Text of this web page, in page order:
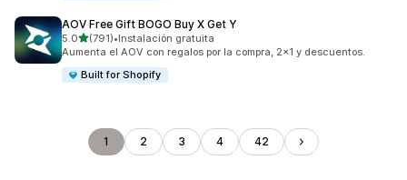
AOV Free Gift BOGO Buy X Get Y
5.0de 5 estrellas
(791)
791 reseñas en total
•Instalación gratuita
Aumenta el AOV con regalos por la compra, 2x1 y descuentos.
Built for Shopify
1 2 3 4 42